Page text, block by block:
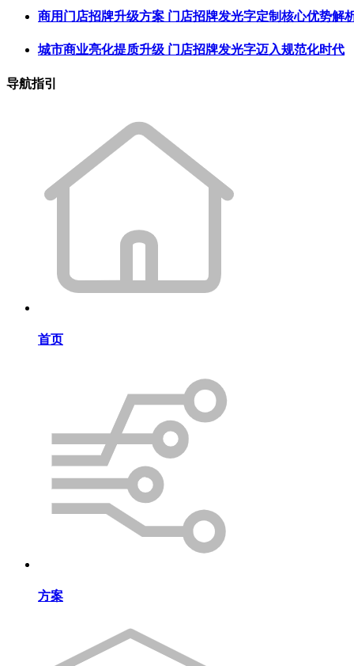
商用门店招牌升级方案 门店招牌发光字定制核心优势解
城市商业亮化提质升级 门店招牌发光字迈入规范化时代
导航指引
首页
方案